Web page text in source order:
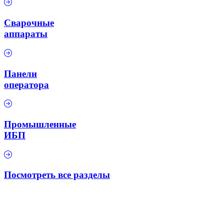
Сварочные
аппараты
Панели
оператора
Промышленные
ИБП
Посмотреть все разделы